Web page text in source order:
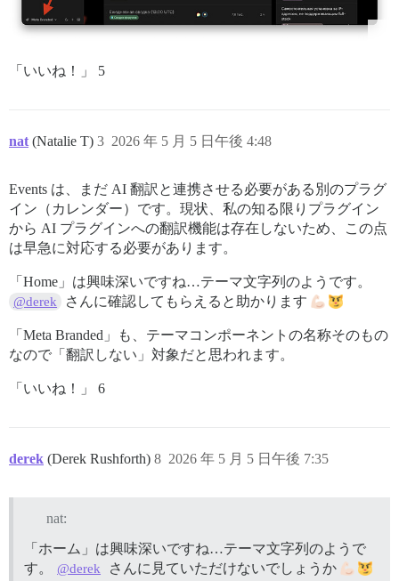
「いいね！」 5
nat (Natalie T) 2026 年 5 月 5 日午後 4:48
3
Events は、まだ AI 翻訳と連携させる必要がある別のプラグ
イン（カレンダー）です。現状、私の知る限りプラグイン
から AI プラグインへの翻訳機能は存在しないため、この点
は早急に対応する必要があります。
「Home」は興味深いですね…テーマ文字列のようです。
@derek さんに確認してもらえると助かります
「Meta Branded」も、テーマコンポーネントの名称そのもの
なので「翻訳しない」対象だと思われます。
「いいね！」 6
derek (Derek Rushforth) 2026 年 5 月 5 日午後 7:35
8
nat:
「ホーム」は興味深いですね…テーマ文字列のようで
す。
@derek さんに見ていただけないでしょうか